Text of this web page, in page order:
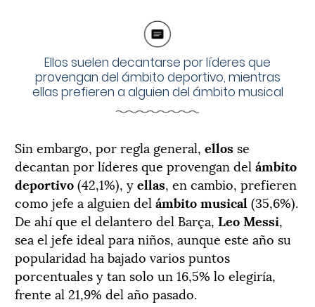
Ellos suelen decantarse por líderes que
provengan del ámbito deportivo, mientras
ellas prefieren a alguien del ámbito musical
Sin embargo, por regla general, ellos se
decantan por líderes que provengan del ámbito
deportivo(42,1%), yellas, en cambio, prefieren
como jefe a alguien del ámbito musical (35,6%).
De ahí que el delantero del Barça, Leo Messi,
sea el jefe ideal para niños, aunque este año su
popularidad ha bajado varios puntos
porcentuales y tan solo un 16,5% lo elegiría,
frente al 21,9% del año pasado.